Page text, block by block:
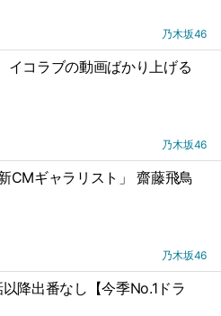
乃木坂46
イコラブの動画ばかり上げる
乃木坂46
CMギャラリスト」 齋藤飛鳥
乃木坂46
降出番なし【今季No.1ドラ